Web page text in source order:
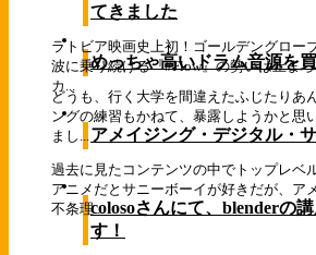
てきました
ラトビア映画史上初！ゴールデングロー
波に乗り続ける『#Flow』の勢いは止ま
カ...
めっちゃ高いドラム音源を
どうも、行く大学を間違えたふじたりあ
ングの練習もかねて、暴露しようかと
まし...
アメイジング・デジタル・
過去に見たコンテンツの中でトップレベ
アニメだとサニーボーイが好きだが、ア
不条理...colosoさんにて、blenderの
す！